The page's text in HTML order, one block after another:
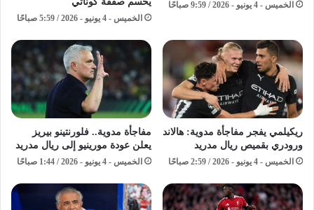
الخميس - 4 يونيو - 2026 / 9:59 صباحًا
الخميس - 4 يونيو - 2026 / 5:59 صباحًا
ريكيلمي يفجر مفاجأة مدوية: هالاند
ورودري بقميص ريال مدريد
الخميس - 4 يونيو - 2026 / 2:59 صباحًا
مفاجأة مدوية.. فلورنتينو بيريز
يعلن عودة مورينيو إلى ريال مدريد
الخميس - 4 يونيو - 2026 / 1:44 صباحًا